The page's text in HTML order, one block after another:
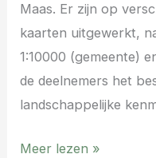
Maas. Er zijn op
kaarten uitgewerkt,
1:10000 (gemeente)
de deelnemers het
landschappelijke
Meer lezen »